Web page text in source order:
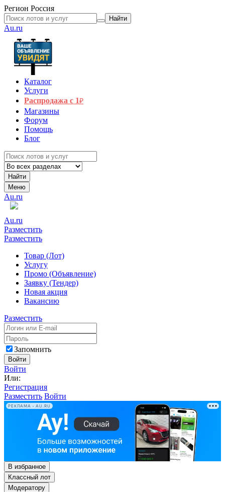
Регион Россия
Найти
Au.ru
Каталог
Услуги
Распродажа с 1₽
Магазины
Форум
Помощь
Блог
Найти
Меню
Au.ru
Au.ru
Разместить
Разместить
Товар (Лот)
Услугу
Промо (Объявление)
Заявку (Тендер)
Новая акция
Вакансию
Разместить
Запомнить
Войти
Войти
Или:
Регистрация
Разместить Войти
РЕКЛАМА • AU.RU
В избранное
Классный лот
Модератору